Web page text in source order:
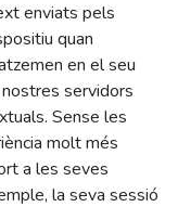
enviats pels
quan
en el seu
servidors
Sense les
molt més
a les seves
la seva sessió